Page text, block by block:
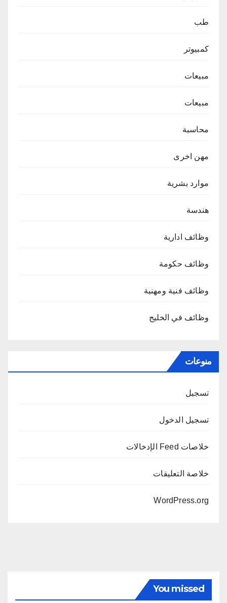
طب
كمبيوتر
مبيعات
مبيعات
محاسبة
مهن اخرى
موارد بشرية
هندسة
وظائف ادارية
وظائف حكومة
وظائف فنية ومهنية
وظائف في الخليج
منوعات
تسجيل
تسجيل الدخول
خلاصات Feed الإدخالات
خلاصة التعليقات
WordPress.org
You missed